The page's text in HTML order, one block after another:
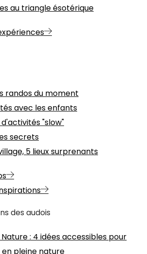
au triangle ésotérique
randos du moment
avec les enfants
d'activités "slow"
secrets
5 lieux surprenants
des audois
Nature: 4 idées accessibles pour
pleine nature